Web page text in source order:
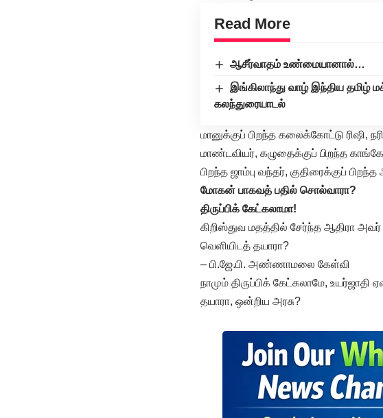
Read More
ஆசீர்வாதம் உண்மையானால்…
இங்கிலாந்து வாழ் இந்திய தமிழ்
கலந்துரையாடல்
மானுக்குப் பிறந்த கலைக்கோட்டு ரிஷி,
மாண்டவியர், கழுதைக்குப் பிறந்த
பிறந்த ஜாம்பு வந்தர், குதிரைக்குப்
மோகன் பாகவத் பதில் சொல்வாரா?
திருப்பிக் கேட்கலாமா!
கிறிஸ்துவ மதத்தில் சேர்ந்த ஆதிரா
வெளியிடத் தயாரா?
– பி.ஜே.பி. அண்ணாமலை கேள்வி
நாமும் திருப்பிக் கேட்கலாமே,
தயாரா, ஒன்றிய அரசு?